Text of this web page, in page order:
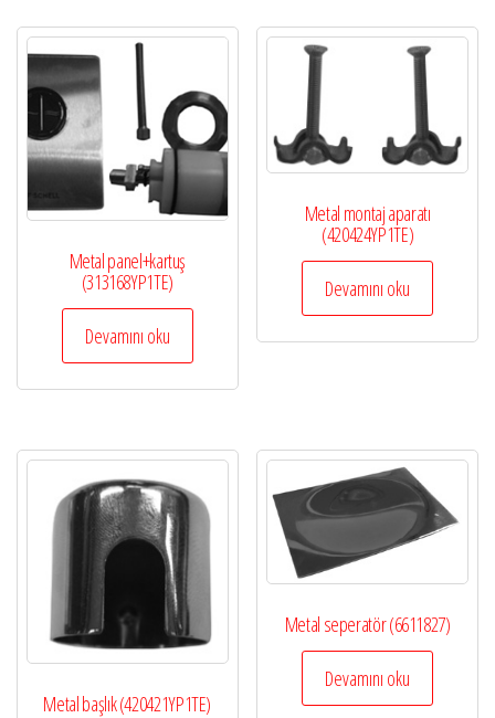
Metal panel+kartuş
(313168YP1TE)
Devamını oku
Metal montaj aparatı
(420424YP1TE)
Devamını oku
Metal başlık (420421YP1TE)
Metal seperatör (6611827)
Devamını oku